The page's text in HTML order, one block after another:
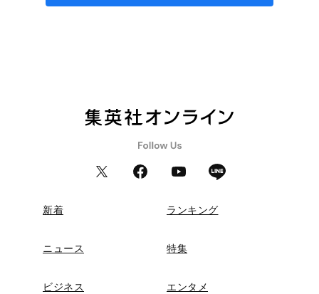
新着 ランキング
ニュース 特集
ビジネス エンタメ